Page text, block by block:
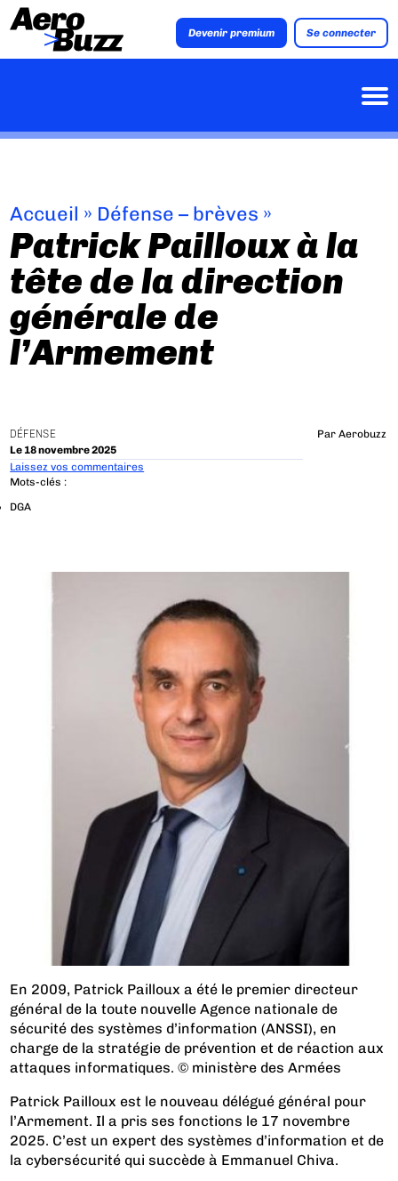
Devenir premium Se connecter
Accueil » Défense – brèves »
Patrick Pailloux à la
tête de la direction
générale de
l’Armement
DÉFENSE
Le 18 novembre 2025
Par Aerobuzz
Laissez vos commentaires
Mots-clés :
DGA
En 2009, Patrick Pailloux a été le premier directeur
général de la toute nouvelle Agence nationale de
sécurité des systèmes d’information (ANSSI), en
charge de la stratégie de prévention et de réaction aux
attaques informatiques. © ministère des Armées
Patrick Pailloux est le nouveau délégué général pour
l’Armement. Il a pris ses fonctions le 17 novembre
2025. C’est un expert des systèmes d’information et de
la cybersécurité qui succède à Emmanuel Chiva.